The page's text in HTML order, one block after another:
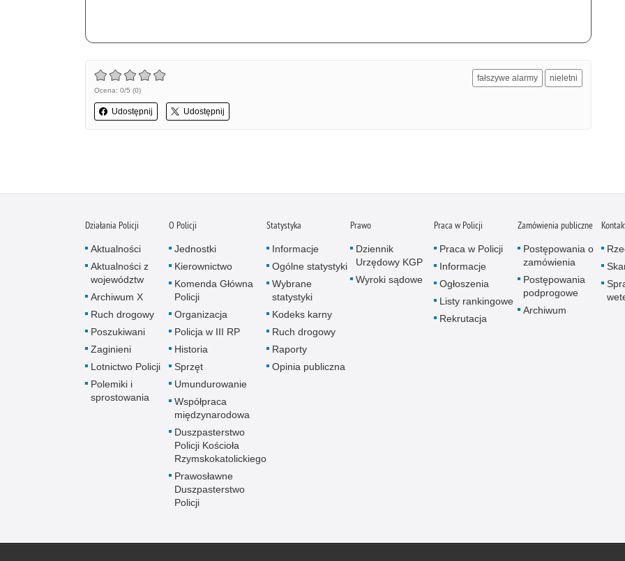
Ocena: 0/5 (0)
Udostępnij Udostępnij
fałszywe alarmy nieletni
Działania Policji
Aktualności
Aktualności z
województw
Archiwum X
Ruch drogowy
Poszukiwani
Zaginieni
Lotnictwo Policji
Polemiki i
sprostowania
O Policji
Jednostki
Kierownictwo
Komenda Główna
Policji
Organizacja
Policja w III RP
Historia
Sprzęt
Umundurowanie
Współpraca
międzynarodowa
Duszpasterstwo
Policji Kościoła
Rzymskokatolickiego
Prawosławne
Duszpasterstwo
Policji
Statystyka
Informacje
Ogólne statystyki
Wybrane
statystyki
Kodeks karny
Ruch drogowy
Raporty
Opinia publiczna
Prawo
Dziennik
Urzędowy KGP
Wyroki sądowe
Praca w Policji
Praca w Policji
Informacje
Ogłoszenia
Listy rankingowe
Rekrutacja
Zamówienia publiczne
Postępowania o
zamówienia
Postępowania
podprogowe
Archiwum